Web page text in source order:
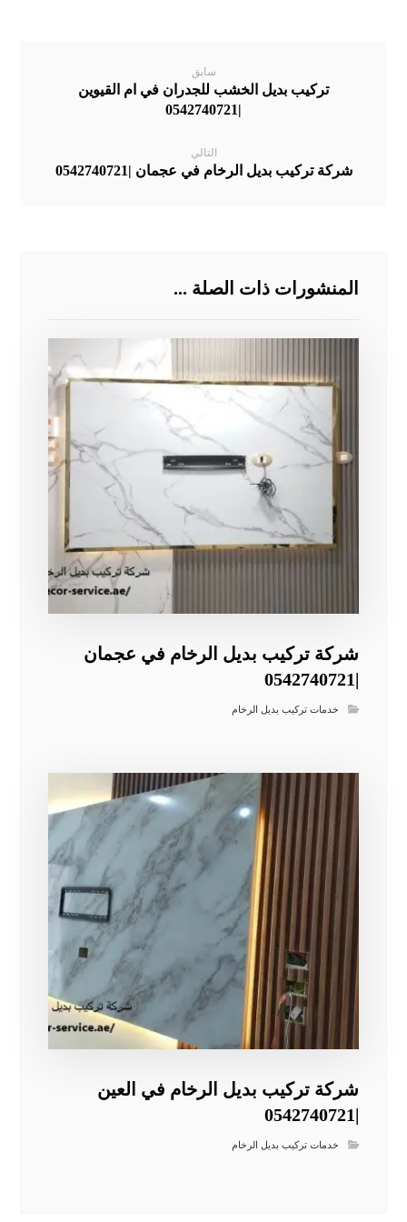
سابق
تركيب بديل الخشب للجدران في ام القيوين
|0542740721
التالي
شركة تركيب بديل الرخام في عجمان |0542740721
المنشورات ذات الصلة ...
شركة تركيب بديل الرخام في عجمان
|0542740721
خدمات تركيب بديل الرخام
شركة تركيب بديل الرخام في العين
|0542740721
خدمات تركيب بديل الرخام